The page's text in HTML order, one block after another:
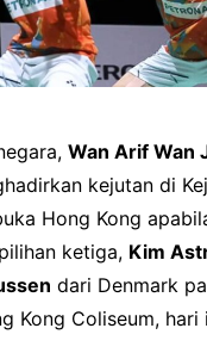
Wan Arif Wan
kejutan di
Hong Kong
ketiga, Kim
dari Denmark
Kong Coliseum, hari